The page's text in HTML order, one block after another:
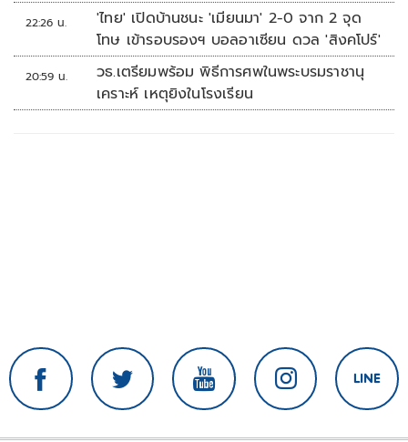
22:26 น.
'ไทย' เปิดบ้านชนะ 'เมียนมา' 2-0 จาก 2 จุด
โทษ เข้ารอบรองฯ บอลอาเซียน ดวล 'สิงคโปร์'
20:59 น.
วธ.เตรียมพร้อม พิธีการศพในพระบรมราชานุ
เคราะห์ เหตุยิงในโรงเรียน